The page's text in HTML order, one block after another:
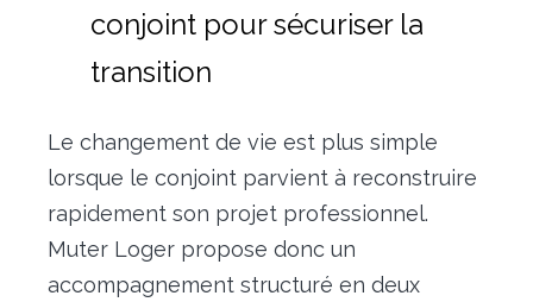
conjoint pour sécuriser la
transition
Le changement de vie est plus simple
lorsque le conjoint parvient à reconstruire
rapidement son projet professionnel.
Muter Loger propose donc un
accompagnement structuré en deux